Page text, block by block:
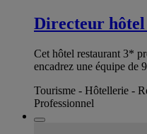
Directeur hôtel
Cet hôtel restaurant 3*
encadrez une équipe de
Tourisme - Hôtellerie -
Professionnel